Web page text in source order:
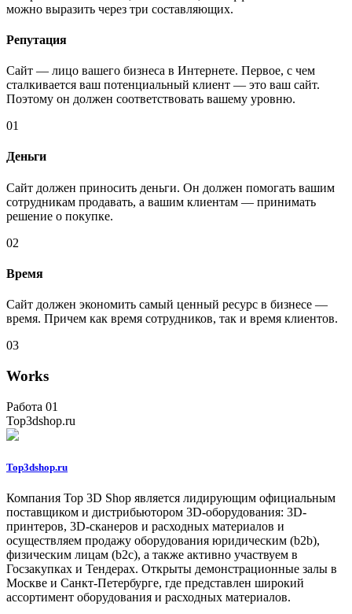
можно выразить через три составляющих.
Репутация
Сайт — лицо вашего бизнеса в Интернете. Первое, с чем
сталкивается ваш потенциальный клиент — это ваш сайт.
Поэтому он должен соответствовать вашему уровню.
01
Деньги
Сайт должен приносить деньги. Он должен помогать вашим
сотрудникам продавать, а вашим клиентам — принимать
решение о покупке.
02
Время
Сайт должен экономить самый ценный ресурс в бизнесе —
время. Причем как время сотрудников, так и время клиентов.
03
Works
Работа 01
Top3dshop.ru
Top3dshop.ru
Компания Top 3D Shop является лидирующим официальным
поставщиком и дистрибьютором 3D-оборудования: 3D-
принтеров, 3D-сканеров и расходных материалов и
осуществляем продажу оборудования юридическим (b2b),
физическим лицам (b2c), а также активно участвуем в
Госзакупках и Тендерах. Открыты демонстрационные залы в
Москве и Санкт-Петербурге, где представлен широкий
ассортимент оборудования и расходных материалов.